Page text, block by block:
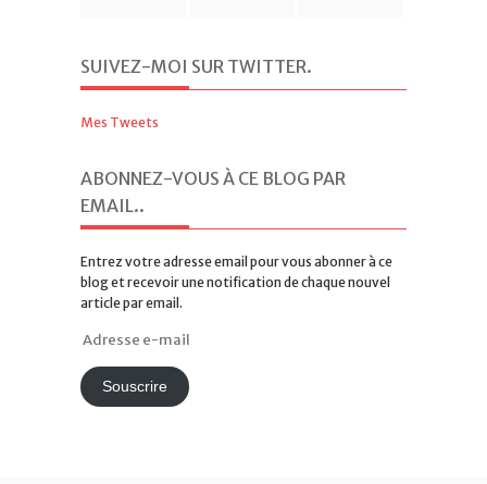
SUIVEZ-MOI SUR TWITTER.
Mes Tweets
ABONNEZ-VOUS À CE BLOG PAR
EMAIL..
Entrez votre adresse email pour vous abonner à ce
blog et recevoir une notification de chaque nouvel
article par email.
Adresse
mailSouscrire